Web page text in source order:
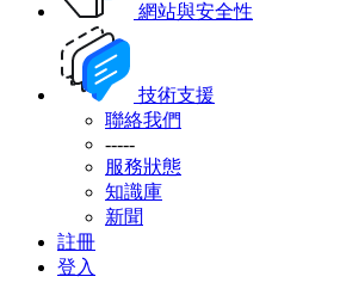
網站與安全性
技術支援
聯絡我們
-----
服務狀態
知識庫
新聞
註冊
登入